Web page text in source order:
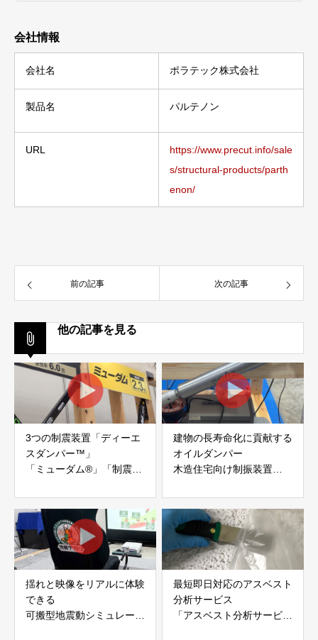
会社情報
会社名 ポラテック株式会社
製品名 パルテノン
URL
https://www.precut.info/sale
s/structural-products/parth
enon/
前の記事 次の記事
他の記事を見る
3つの制震装置「ディーエ
スダンパー™」
「ミューダム®」「制震テ
アイディールブレーン株式
会社
建物の長寿命化に貢献する
オイルダンパー
木造住宅向け制振装置
株式会社evoltz
揺れと映像をリアルに体験
できる
可搬型地震動シミュレータ
最短即日対応のアスベスト
分析サービス
「アスベスト分析サービ